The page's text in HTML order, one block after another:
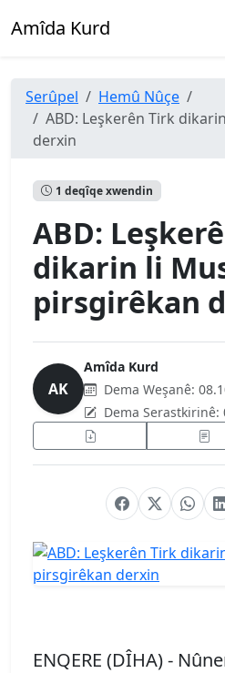
Amîda Kurd
Serûpel
Hemû Nûçe
ABD: Leşkerên Tirk
derxin
1 deqîqe xwendin
ABD:
dikarin li
pirsgirêkan
AK
Amîda Kurd
Dema Weşanê:
Dema Serastkirinê:
ENQERE (DÎHA) -